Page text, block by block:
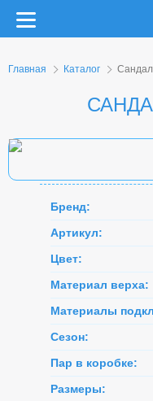
Главная Каталог
Бренд:
Артикул:
Цвет:
Материал верха:
Материалы
Сезон:
Пар в коробке:
Размеры: